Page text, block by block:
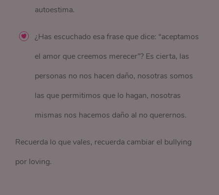
autoestima.
¿Has escuchado esa frase que dice: “aceptamos
el amor que creemos merecer”? Es cierta, las
personas no nos hacen daño, nosotras somos
las que permitimos que lo hagan, nosotras
mismas nos hacemos daño al no querernos.
Recuerda lo que vales, recuerda cambiar el bullying
por loving.